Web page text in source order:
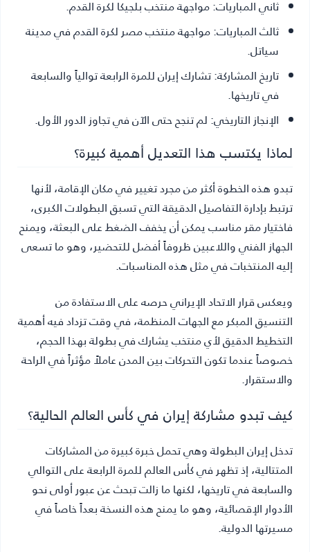
ثاني المباريات:مواجهة منتخب بلجيكا لكرة القدم.
ثالث المباريات:مواجهة منتخب مصر لكرة القدم في مدينة
سياتل.
تاريخ المشاركة:تشارك إيران للمرة الرابعة توالياً والسابعة
في تاريخها.
الإنجاز التاريخي:لم تنجح حتى الآن في تجاوز الدور الأول.
لماذا يكتسب هذا التعديل أهمية كبيرة؟
تبدو هذه الخطوة أكثر من مجرد تغيير في مكان الإقامة، لأنها
ترتبط بإدارة التفاصيل الدقيقة التي تسبق البطولات الكبرى،
فاختيار مقر مناسب يمكن أن يخفف الضغط على البعثة، ويمنح
الجهاز الفني واللاعبين ظروفاً أفضل للتحضير، وهو ما تسعى
إليه المنتخبات في مثل هذه المناسبات.
ويعكس قرار الاتحاد الإيراني حرصه على الاستفادة من
التنسيق المبكر مع الجهات المنظمة، في وقت تزداد فيه أهمية
التخطيط الدقيق لأي منتخب يشارك في بطولة بهذا الحجم،
خصوصاً عندما تكون التحركات بين المدن عاملاً مؤثراً في الراحة
والاستقرار.
كيف تبدو مشاركة إيران في كأس العالم الحالية؟
تدخل إيران البطولة وهي تحمل خبرة كبيرة من المشاركات
المتتالية، إذ تظهر في كأس العالم للمرة الرابعة على التوالي
والسابعة في تاريخها، لكنها ما زالت تبحث عن عبور أولى نحو
الأدوار الإقصائية، وهو ما يمنح هذه النسخة بعداً خاصاً في
مسيرتها الدولية.